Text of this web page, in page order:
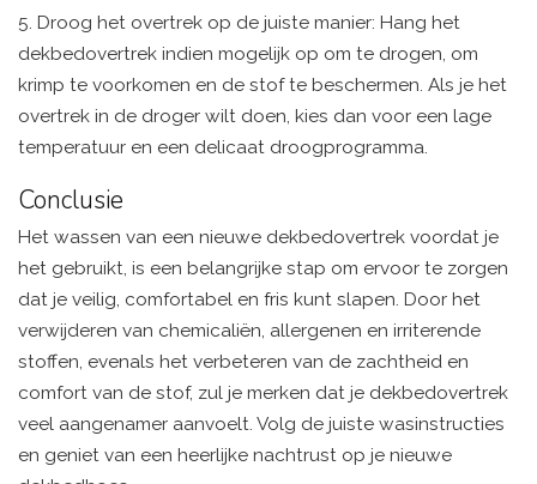
5. Droog het overtrek op de juiste manier: Hang het
dekbedovertrek indien mogelijk op om te drogen, om
krimp te voorkomen en de stof te beschermen. Als je het
overtrek in de droger wilt doen, kies dan voor een lage
temperatuur en een delicaat droogprogramma.
Conclusie
Het wassen van een nieuwe dekbedovertrek voordat je
het gebruikt, is een belangrijke stap om ervoor te zorgen
dat je veilig, comfortabel en fris kunt slapen. Door het
verwijderen van chemicaliën, allergenen en irriterende
stoffen, evenals het verbeteren van de zachtheid en
comfort van de stof, zul je merken dat je dekbedovertrek
veel aangenamer aanvoelt. Volg de juiste wasinstructies
en geniet van een heerlijke nachtrust op je nieuwe